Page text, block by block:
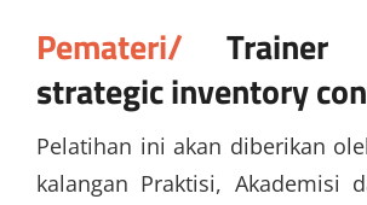
Pemateri/ Trainer
strategic inventory
Pelatihan ini akan diberikan
kalangan Praktisi, Akademisi